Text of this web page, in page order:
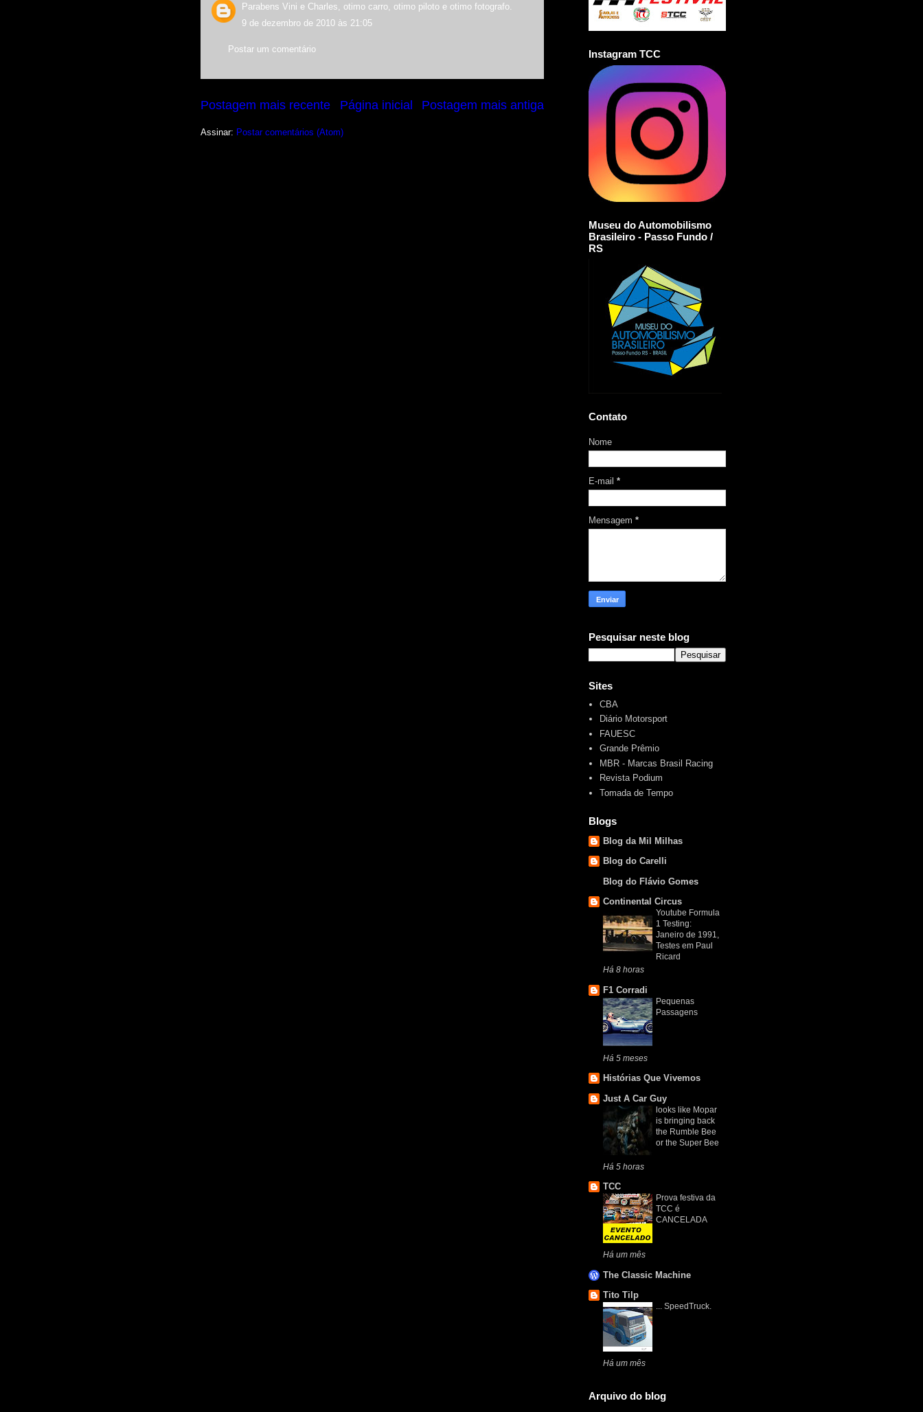
Parabens Vini e Charles, otimo carro, otimo piloto e otimo fotografo.
9 de dezembro de 2010 às 21:05
Postar um comentário
Postagem mais recente Postagem mais antiga
Página inicial
Assinar: Postar comentários (Atom)
Instagram TCC
Museu do Automobilismo
Brasileiro - Passo Fundo /
RS
Contato
Nome
E-mail *
Mensagem *
Pesquisar neste blog
Sites
CBA
Diário Motorsport
FAUESC
Grande Prêmio
MBR - Marcas Brasil Racing
Revista Podium
Tomada de Tempo
Blogs
Blog da Mil Milhas
Blog do Carelli
Blog do Flávio Gomes
Continental Circus
Youtube Formula
1 Testing:
Janeiro de 1991,
Testes em Paul
Ricard
Há 8 horas
F1 Corradi
Pequenas
Passagens
Há 5 meses
Histórias Que Vivemos
Just A Car Guy
looks like Mopar
is bringing back
the Rumble Bee
or the Super Bee
Há 5 horas
TCC
Prova festiva da
TCC é
CANCELADA
Há um mês
The Classic Machine
Tito Tilp
... SpeedTruck.
Há um mês
Arquivo do blog